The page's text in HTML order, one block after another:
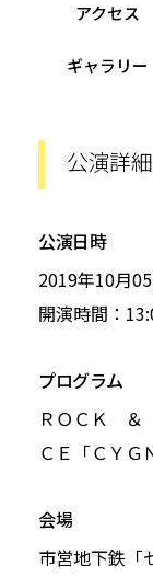
公演詳細
公演日時
2019年10月
開演時間：
プログラム
ＲＯＣＫ
ＣＥ「ＣＹＧ
会場
市営地下鉄「
アクセス
ギャラリー